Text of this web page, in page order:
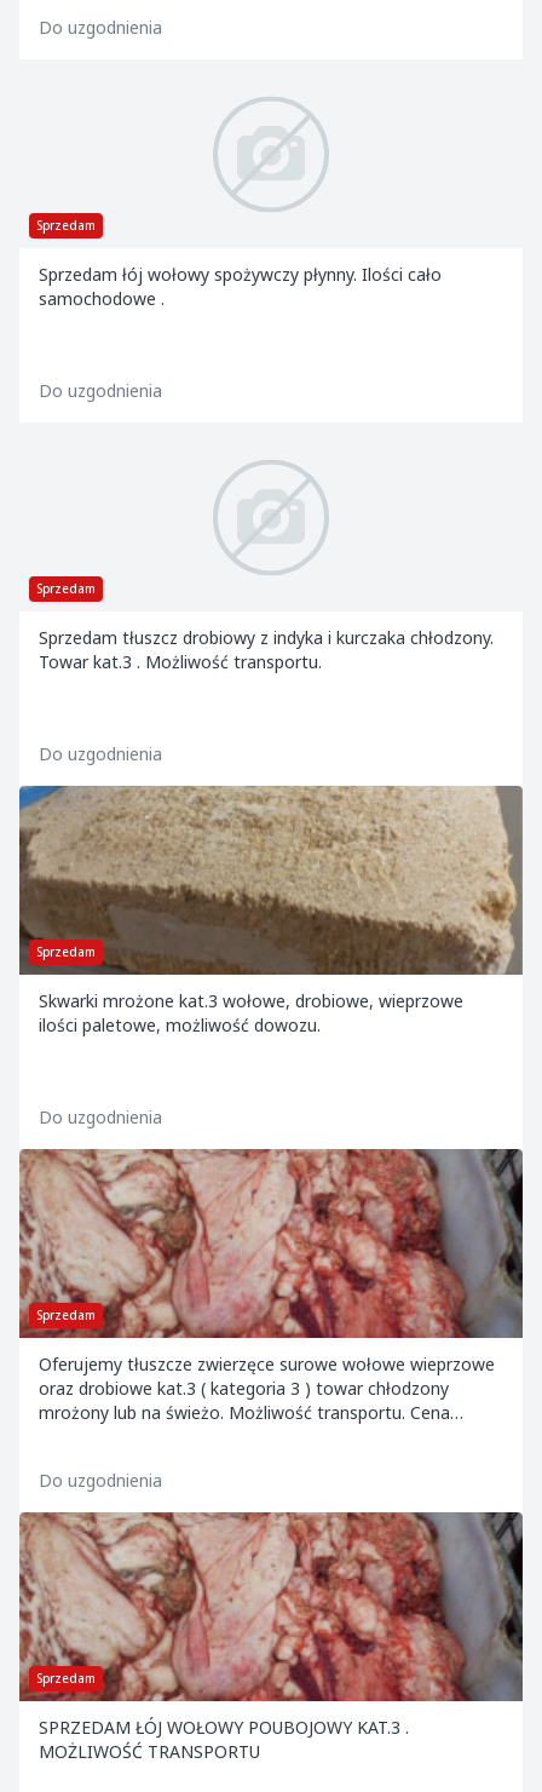
Do uzgodnienia
Sprzedam
Sprzedam łój wołowy spożywczy płynny. Ilości cało
samochodowe .
Do uzgodnienia
Sprzedam
Sprzedam tłuszcz drobiowy z indyka i kurczaka chłodzony.
Towar kat.3 . Możliwość transportu.
Do uzgodnienia
Sprzedam
Skwarki mrożone kat.3 wołowe, drobiowe, wieprzowe
ilości paletowe, możliwość dowozu.
Do uzgodnienia
Sprzedam
Oferujemy tłuszcze zwierzęce surowe wołowe wieprzowe
oraz drobiowe kat.3 ( kategoria 3 ) towar chłodzony
mrożony lub na świeżo. Możliwość transportu. Cena
Do uzgodnienia
Sprzedam
SPRZEDAM ŁÓJ WOŁOWY POUBOJOWY KAT.3 .
MOŻLIWOŚĆ TRANSPORTU